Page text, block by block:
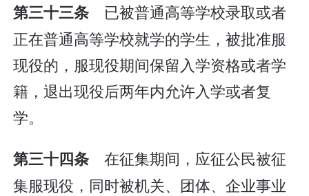
第三十三条 已被普通高等学校录取或者
正在普通高等学校就学的学生，被批准服
现役的，服现役期间保留入学资格或者学
籍，退出现役后两年内允许入学或者复
学。
第三十四条 在征集期间，应征公民被征
集服现役，同时被机关、团体、企业事业